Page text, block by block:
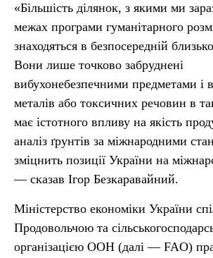
«Більшість ділянок, з якими ми
межах програми гуманітарного
знаходяться в безпосередній
Вони лише точково забруднені
вибухонебезпечними предметами і
металів або токсичних речовин в
має істотного впливу на якість
аналіз ґрунтів за міжнародними
зміцнить позиції України на
— сказав Ігор Безкаравайний.
Міністерство економіки України
Продовольчою та
організацією ООН (далі — FAO)